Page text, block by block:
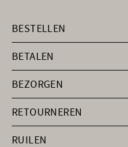
BESTELLEN
BETALEN
BEZORGEN
RETOURNEREN
RUILEN